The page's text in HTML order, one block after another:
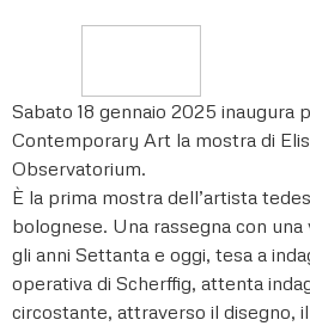
Sabato 18 gennaio 2025 inaugura
Contemporary Art la mostra di
Observatorium.
È la prima mostra dell’artista
bolognese. Una rassegna con
gli anni Settanta e oggi, tesa a
operativa di Scherffig, attenta
circostante, attraverso il disegno,